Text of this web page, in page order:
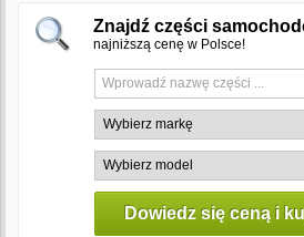
Znajdź części
najniższą cenę w Polsce!